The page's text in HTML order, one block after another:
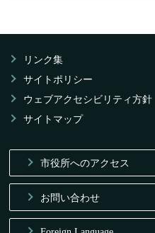
リンク集
サイトポリシー
ウェブアクセシビリティ方針
サイトマップ
市役所へのアクセス
お問い合わせ